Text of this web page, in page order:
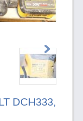
DCH333,